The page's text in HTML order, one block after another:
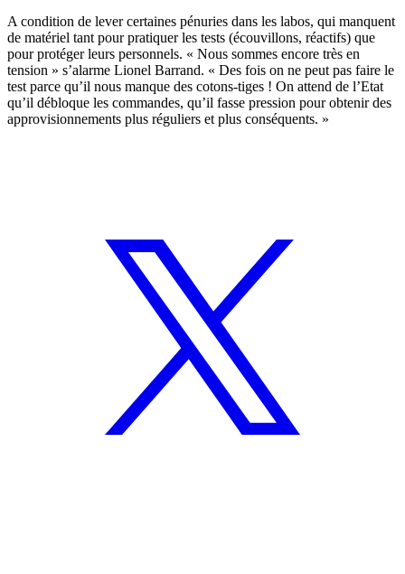
A condition de lever certaines pénuries dans les labos, qui manquent
de matériel tant pour pratiquer les tests (écouvillons, réactifs) que
pour protéger leurs personnels. « Nous sommes encore très en
tension » s’alarme Lionel Barrand. « Des fois on ne peut pas faire le
test parce qu’il nous manque des cotons-tiges ! On attend de l’Etat
qu’il débloque les commandes, qu’il fasse pression pour obtenir des
approvisionnements plus réguliers et plus conséquents. »